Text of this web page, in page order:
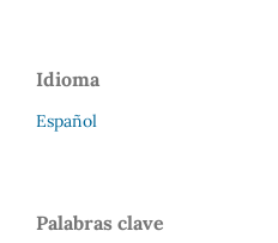
Idioma
Español
Palabras clave